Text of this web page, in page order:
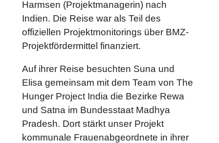
Harmsen (Projektmanagerin) nach
Indien. Die Reise war als Teil des
offiziellen Projektmonitorings über BMZ-
Projektfördermittel finanziert.
Auf ihrer Reise besuchten Suna und
Elisa gemeinsam mit dem Team von The
Hunger Project India die Bezirke Rewa
und Satna im Bundesstaat Madhya
Pradesh. Dort stärkt unser Projekt
kommunale Frauenabgeordnete in ihrer